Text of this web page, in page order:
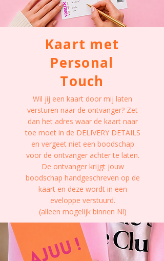
Kaart met
Personal
Touch
Wil jij een kaart door mij laten
versturen naar de ontvanger? Zet
dan het adres waar de kaart naar
toe moet in de DELIVERY DETAILS
en vergeet niet een boodschap
voor de ontvanger achter te laten.
De ontvanger krijgt jouw
boodschap handgeschreven op de
kaart en deze wordt in een
eveloppe verstuurd.
(alleen mogelijk binnen Nl)